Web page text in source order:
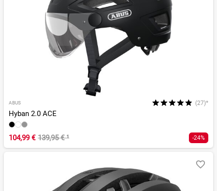
ABUS (27)*
Hyban 2.0 ACE
104,99 € 139,95 €¹ -24%